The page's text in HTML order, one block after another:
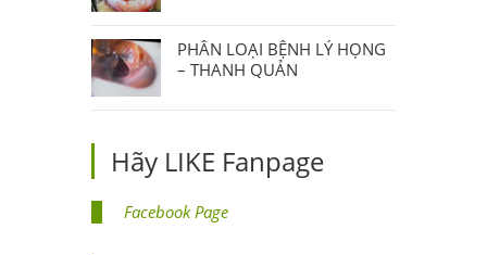
PHÂN LOẠI BỆNH LÝ HỌNG
– THANH QUẢN
Hãy LIKE Fanpage
Facebook Page